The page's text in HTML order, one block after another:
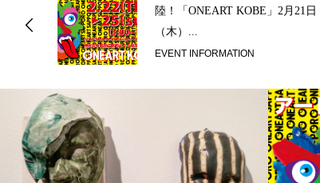
陸！「ONEART KOBE」2月21日
（木）...
EVENT INFORMATION